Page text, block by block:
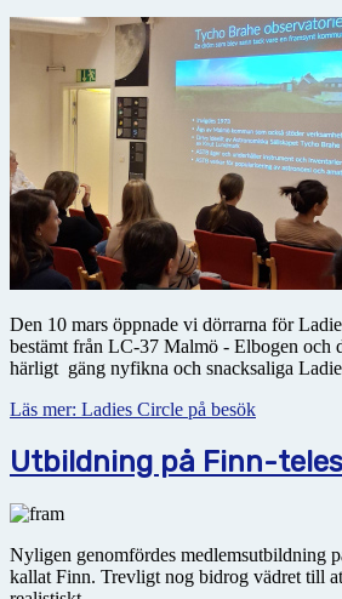
Den 10 mars öppnade vi dörrarna för
bestämt från LC-37 Malmö - Elbogen och
härligt gäng nyfikna och snacksaliga
Läs mer: Ladies Circle på besök
Utbildning på Finn-
Nyligen genomfördes medlemsutbildning
kallat Finn. Trevligt nog bidrog vädret till